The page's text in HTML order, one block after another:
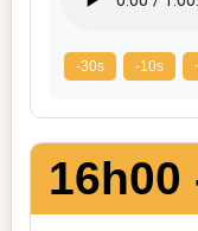
-30s -10s
16h00